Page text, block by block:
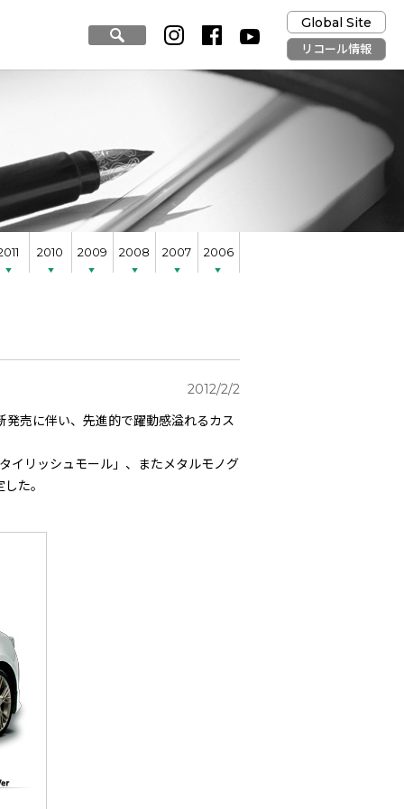
Global Site
リコール情報
2010 2009 2008 2007 2006
2012/2/2
売に伴い、先進的で躍動感溢れるカス
イリッシュモール」、またメタルモノグ
た。